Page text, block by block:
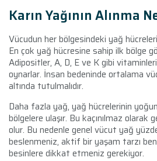
Karın Yağının Alınma
Vücudun her bölgesindeki yağ
En çok yağ hücresine sahip ilk bölge
Adipositler, A, D, E ve K gibi
oynarlar. İnsan bedeninde ortalama
altında tutulmalıdır.
Daha fazla yağ, yağ hücrelerinin
bölgelere ulaşır. Bu kaçınılmaz olarak
olur. Bu nedenle genel vücut yağ
beslenmeniz, aktif bir yaşam tarzı
besinlere dikkat etmeniz gerekiyor.